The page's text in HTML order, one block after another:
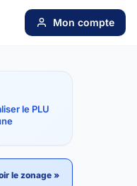
Mon compte
le PLU
le zonage »